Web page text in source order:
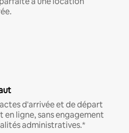
d'arrivée et de départ
en ligne, sans engagement
administratives.*